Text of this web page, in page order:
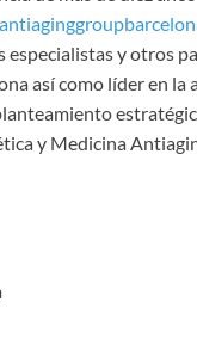
y otros
así como líder en la
y Medicina